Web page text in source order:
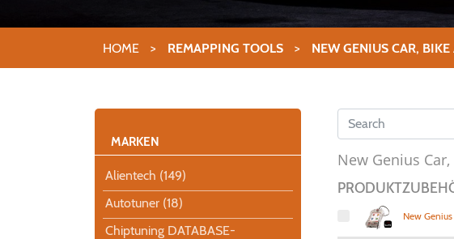
HOME > REMAPPING TOOLS > NEW GENIUS CAR,
MARKEN
Alientech (149)
Autotuner (18)
Chiptuning DATABASE-
New Genius
New